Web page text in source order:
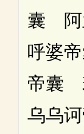
囊 阿
呼婆
帝囊
乌乌